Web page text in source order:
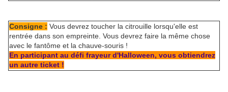
Consigne : Vous devrez toucher la citrouille lorsqu'elle est
rentrée dans son empreinte. Vous devrez faire la même chose
avec le fantôme et la chauve-souris !
En participant au défi frayeur d'Halloween, vous obtiendrez
un autre ticket !